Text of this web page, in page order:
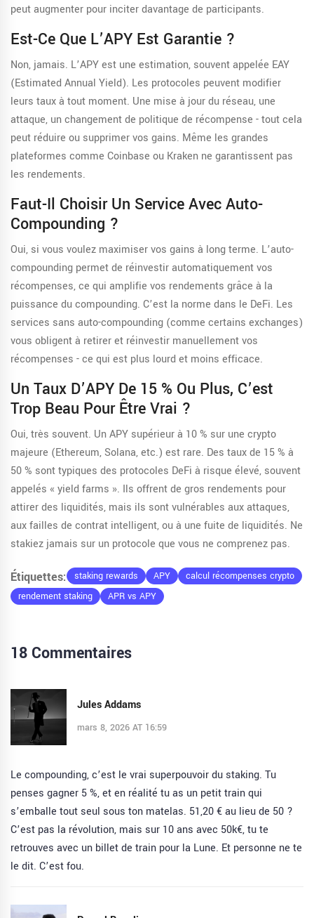
peut augmenter pour inciter davantage de participants.
Est-Ce Que L’APY Est Garantie ?
Non, jamais. L’APY est une estimation, souvent appelée EAY
(Estimated Annual Yield). Les protocoles peuvent modifier
leurs taux à tout moment. Une mise à jour du réseau, une
attaque, un changement de politique de récompense - tout cela
peut réduire ou supprimer vos gains. Même les grandes
plateformes comme Coinbase ou Kraken ne garantissent pas
les rendements.
Faut-Il Choisir Un Service Avec Auto-
Compounding ?
Oui, si vous voulez maximiser vos gains à long terme. L’auto-
compounding permet de réinvestir automatiquement vos
récompenses, ce qui amplifie vos rendements grâce à la
puissance du compounding. C’est la norme dans le DeFi. Les
services sans auto-compounding (comme certains exchanges)
vous obligent à retirer et réinvestir manuellement vos
récompenses - ce qui est plus lourd et moins efficace.
Un Taux D’APY De 15 % Ou Plus, C’est
Trop Beau Pour Être Vrai ?
Oui, très souvent. Un APY supérieur à 10 % sur une crypto
majeure (Ethereum, Solana, etc.) est rare. Des taux de 15 % à
50 % sont typiques des protocoles DeFi à risque élevé, souvent
appelés « yield farms ». Ils offrent de gros rendements pour
attirer des liquidités, mais ils sont vulnérables aux attaques,
aux failles de contrat intelligent, ou à une fuite de liquidités. Ne
stakiez jamais sur un protocole que vous ne comprenez pas.
Étiquettes: staking rewards APY
calcul récompenses crypto
rendement staking
APR vs APY
18 Commentaires
Jules Addams
mars 8, 2026 AT 16:59
Le compounding, c’est le vrai superpouvoir du staking. Tu
penses gagner 5 %, et en réalité tu as un petit train qui
s’emballe tout seul sous ton matelas. 51,20 € au lieu de 50 ?
C’est pas la révolution, mais sur 10 ans avec 50k€, tu te
retrouves avec un billet de train pour la Lune. Et personne ne te
le dit. C’est fou.